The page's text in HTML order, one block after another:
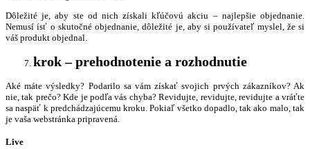
Dôležité je, aby ste od nich získali kľúčovú akciu – najlepšie objednanie.
Nemusí ísť o skutočné objednanie, dôležité je, aby si používateľ myslel, že si
váš produkt objednal.
krok – prehodnotenie a rozhodnutie
Aké máte výsledky? Podarilo sa vám získať svojich prvých zákazníkov? Ak
nie, tak prečo? Kde je podľa vás chyba? Revidujte, revidujte, revidujte a vráťte
sa naspäť k predchádzajúcemu kroku. Pokiaľ všetko dopadlo, tak ako malo, tak
je vaša webstránka pripravená.
Live